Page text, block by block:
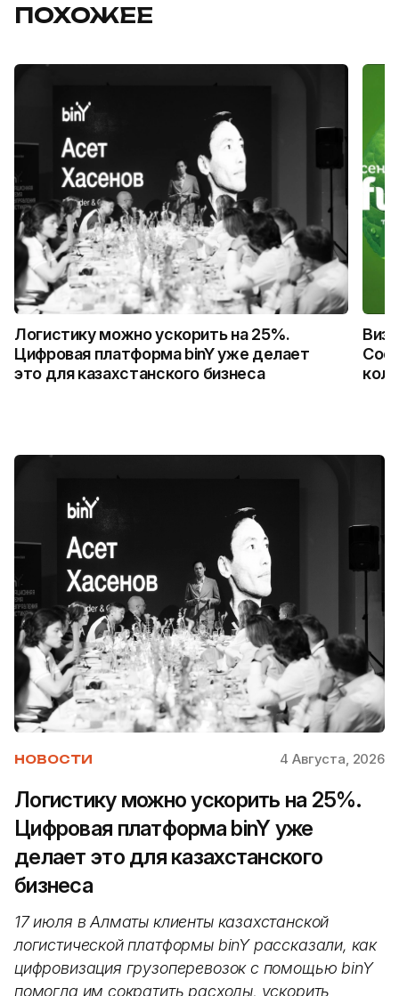
ПОХОЖЕЕ
Логистику можно ускорить на 25%.
Цифровая платформа binY уже делает
это для казахстанского бизнеса
НОВОСТИ 4 Августа, 2026
Логистику можно ускорить на 25%.
Цифровая платформа binY уже
делает это для казахстанского
бизнеса
17 июля в Алматы клиенты казахстанской
логистической платформы binY рассказали, как
цифровизация грузоперевозок с помощью binY
помогла им сократить расходы, ускорить